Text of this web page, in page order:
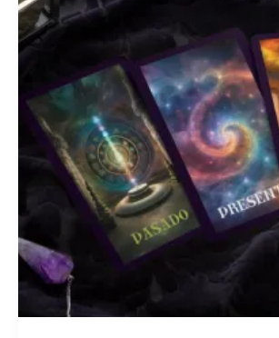
San
Valentín)